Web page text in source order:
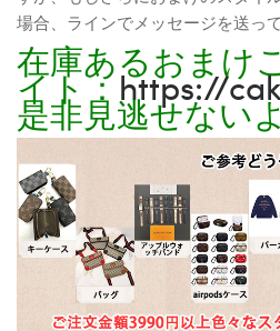
場合、ラインでメッセージを送っ
在庫あるおまけ
イト：https://
是非見逃せない